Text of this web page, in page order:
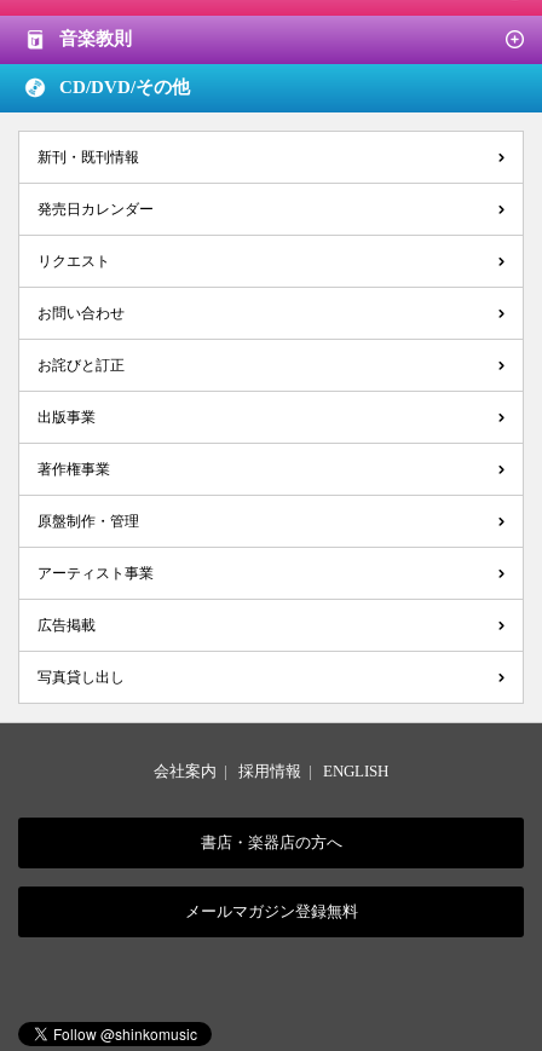
音楽教則
CD/DVD/その他
新刊・既刊情報
発売日カレンダー
リクエスト
お問い合わせ
お詫びと訂正
出版事業
著作権事業
原盤制作・管理
アーティスト事業
広告掲載
写真貸し出し
会社案内 | 採用情報 | ENGLISH
書店・楽器店の方へ
メールマガジン登録無料